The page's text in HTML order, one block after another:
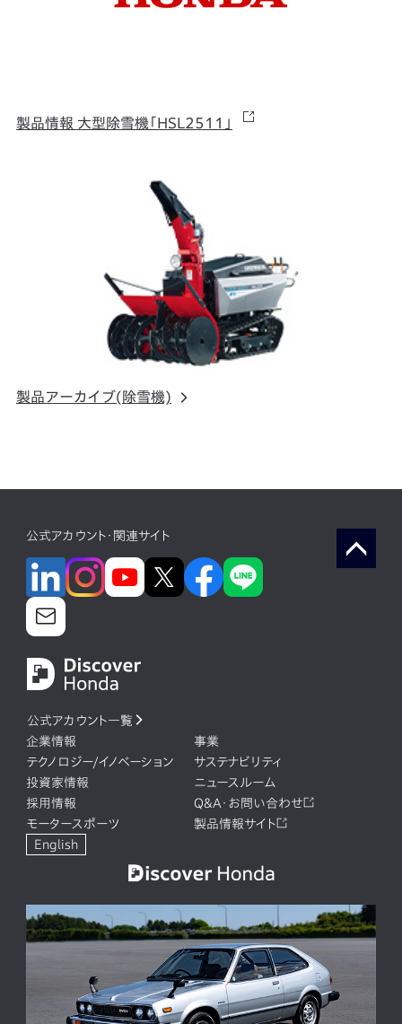
製品情報 大型除雪機「HSL2511」
製品アーカイブ(除雪機)
公式アカウント・関連サイト
公式アカウント一覧
企業情報
事業
テクノロジー/イノベーション
サステナビリティ
投資家情報
ニュースルーム
採用情報
Q&A・お問い合わせ
モータースポーツ
製品情報サイト
English